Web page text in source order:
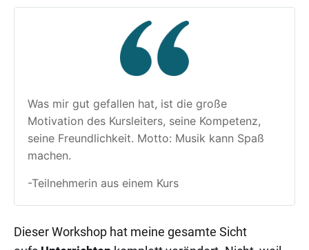
Was mir gut gefallen hat, ist die große
Motivation des Kursleiters, seine Kompetenz,
seine Freundlichkeit. Motto: Musik kann Spaß
machen.
-Teilnehmerin aus einem Kurs
Dieser Workshop hat meine gesamte Sicht